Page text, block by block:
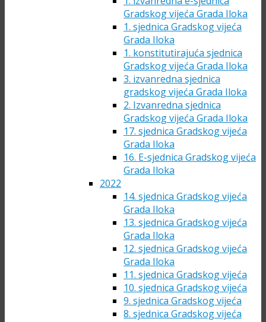
Gradskog vijeća Grada Iloka
1. sjednica Gradskog vijeća
Grada Iloka
1. konstitutirajuća sjednica
Gradskog vijeća Grada Iloka
3. izvanredna sjednica
gradskog vijeća Grada Iloka
2. Izvanredna sjednica
Gradskog vijeća Grada Iloka
17. sjednica Gradskog vijeća
Grada Iloka
16. E-sjednica Gradskog vijeća
Grada Iloka
2022
14. sjednica Gradskog vijeća
Grada Iloka
13. sjednica Gradskog vijeća
Grada Iloka
12. sjednica Gradskog vijeća
Grada Iloka
11. sjednica Gradskog vijeća
10. sjednica Gradskog vijeća
9. sjednica Gradskog vijeća
8. sjednica Gradskog vijeća